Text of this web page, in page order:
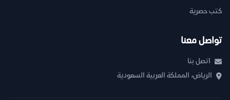
كتب حصرية
تواصل معنا
اتصل بنا
الرياض، المملكة العربية السعودية